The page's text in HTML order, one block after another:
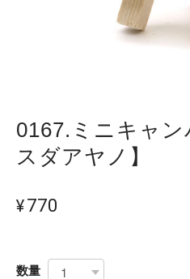
0167.ミニキャ
スダアヤノ】
¥770
数量